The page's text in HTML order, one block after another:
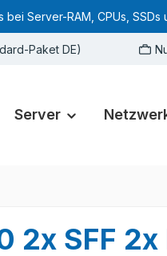
bei Server-RAM, CPUs,
Paket DE)
Server
2x SFF